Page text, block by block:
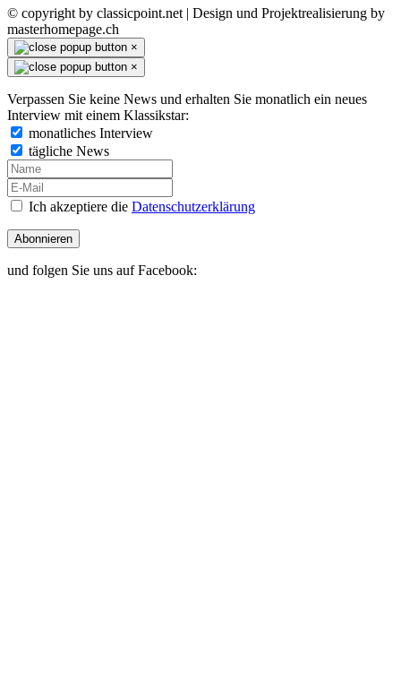
© copyright by classicpoint.net | Design und Projektrealisierung by
masterhomepage.ch
×
×
Verpassen Sie keine News und erhalten Sie monatlich ein neues
Interview mit einem Klassikstar:
monatliches Interview
tägliche News
Ich akzeptiere die Datenschutzerklärung
Abonnieren
und folgen Sie uns auf Facebook: